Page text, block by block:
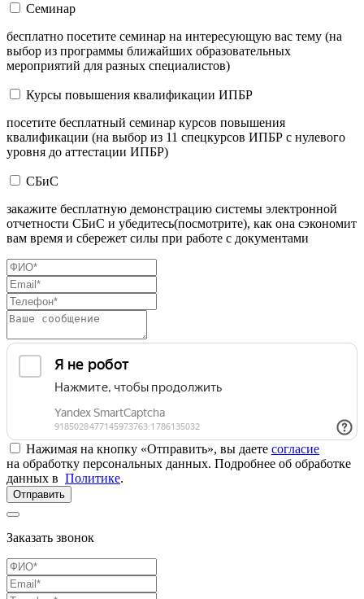
Семинар
бесплатно посетите семинар на интересующую вас тему (на
выбор из программы ближайших образовательных
мероприятий для разных специалистов)
Курсы повышения квалификации ИПБР
посетите бесплатный семинар курсов повышения
квалификации (на выбор из 11 спецкурсов ИПБР с нулевого
уровня до аттестации ИПБР)
СБиС
закажите бесплатную демонстрацию системы электронной
отчетности СБиС и убедитесь(посмотрите), как она сэкономит
вам время и сбережет силы при работе с документами
Нажимая на кнопку «Отправить», вы даете согласие
на обработку персональных данных. Подробнее об обработке
данных в Политике.
Отправить
Заказать звонок